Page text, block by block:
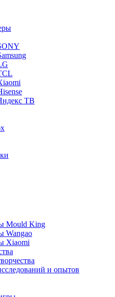
ТВ
Mould King
Wangao
Xiaomi
и опытов